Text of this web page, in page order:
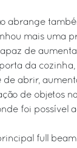
abrange
mais uma
de
da
abrir,
de objetos
foi possível
full